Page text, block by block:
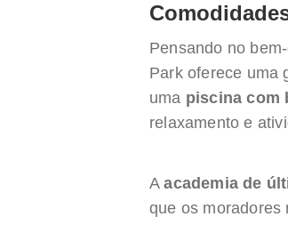
Pensando no
Park oferece uma
uma piscina com
relaxamento e
Aacademia de
que os moradores